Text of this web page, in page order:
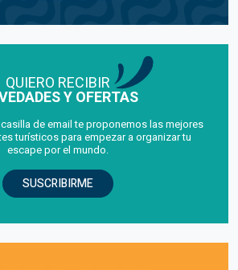
QUIERO RECIBIR
Y OFERTAS
de email te proponemos las mejores
turísticos para empezar a organizar tu
escape por el mundo.
SUSCRIBIRME